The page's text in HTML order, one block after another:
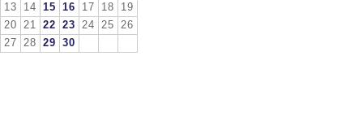
13
14 15 16 17 18
19
20
21 22 23 24 25
26
27
28 29 30